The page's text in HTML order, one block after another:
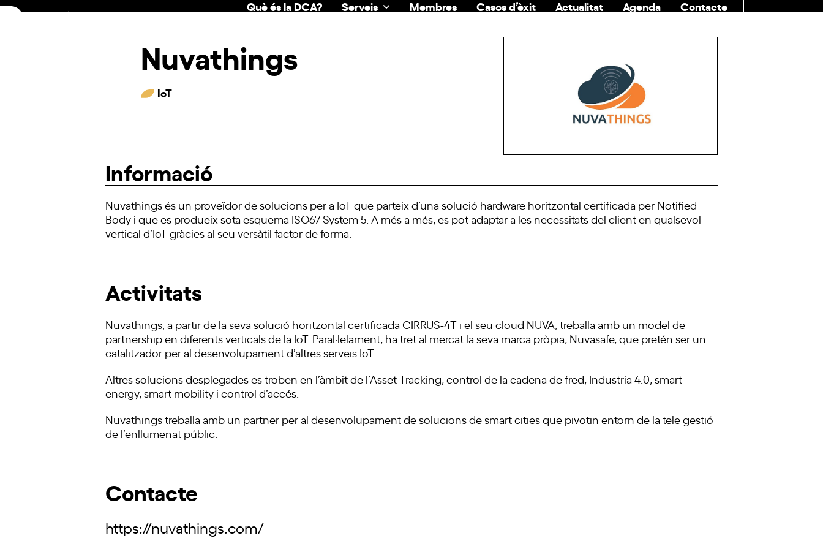
Skip
Què és la DCA? Serveis Membres Casos d’èxit Actualitat Agenda
Contacte
Nuvathings
IoT
Informació
Nuvathings és un proveïdor de solucions per a IoT que parteix d’una solució hardware horitzontal certificada per Notified
Body i que es produeix sota esquema ISO67-System 5. A més a més, es pot adaptar a les necessitats del client en qualsevol
vertical d’IoT gràcies al seu versàtil factor de forma.
Activitats
Nuvathings, a partir de la seva solució horitzontal certificada CIRRUS-4T i el seu cloud NUVA, treballa amb un model de
partnership en diferents verticals de la IoT. Paral·lelament, ha tret al mercat la seva marca pròpia, Nuvasafe, que pretén ser un
catalitzador per al desenvolupament d’altres serveis IoT.
Altres solucions desplegades es troben en l’àmbit de l’Asset Tracking, control de la cadena de fred, Industria 4.0, smart
energy, smart mobility i control d’accés.
Nuvathings treballa amb un partner per al desenvolupament de solucions de smart cities que pivotin entorn de la tele gestió
de l’enllumenat públic.
Contacte
https://nuvathings.com/